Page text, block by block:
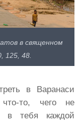
в священном
125, 48.
в Варанаси
то, чего не
в тебя каждой